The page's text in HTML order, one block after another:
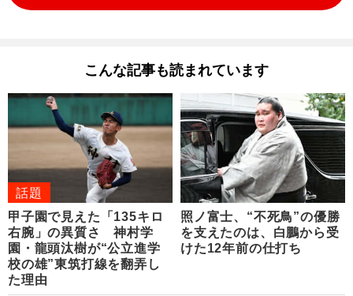
こんな記事も読まれています
話題
甲子園で見えた「135キロ
右腕」の異質さ 神村学
園・龍頭汰樹が“公立進学
校の雄”東筑打線を翻弄し
た理由
照ノ富士、“不死鳥”の優勝
を支えたのは、白鵬から受
けた12年前の仕打ち